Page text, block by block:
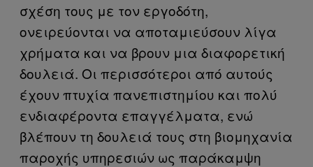
σχέση τους με τον εργοδότη,
ονειρεύονται να αποταμιεύσουν λίγα
χρήματα και να βρουν μια διαφορετική
δουλειά. Οι περισσότεροι από αυτούς
έχουν πτυχία πανεπιστημίου και πολύ
ενδιαφέροντα επαγγέλματα, ενώ
βλέπουν τη δουλειά τους στη βιομηχανία
παροχής υπηρεσιών ως παράκαμψη